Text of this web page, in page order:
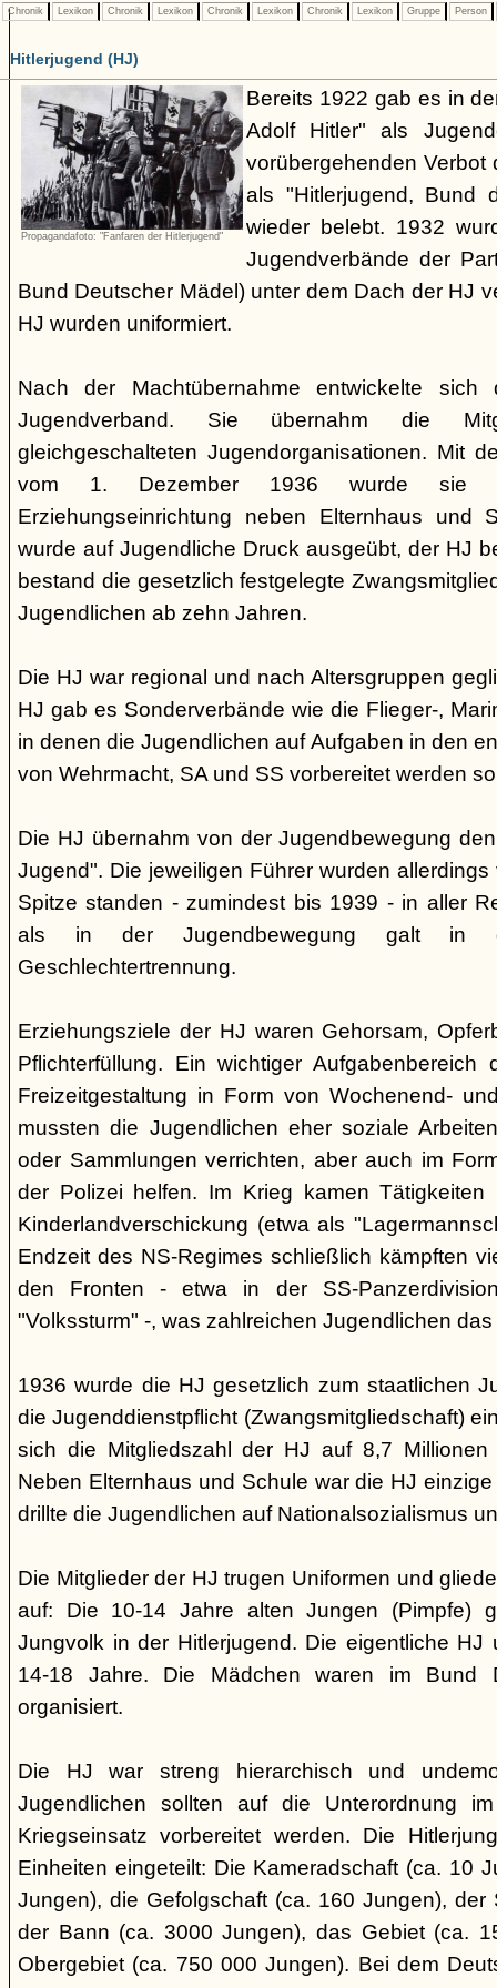
Chronik Lexikon Chronik Lexikon Chronik Lexikon Chronik Lexikon Gruppe Person
Hitlerjugend (HJ)
Propagandafoto: "Fanfaren der Hitlerjugend"
Bereits 1922 gab es in
Adolf Hitler" als
vorübergehenden Verbot
als "Hitlerjugend, Bund
wieder belebt. 1932
Jugendverbände der
Bund Deutscher Mädel) unter dem Dach der HJ
HJ wurden uniformiert.
Nach der Machtübernahme entwickelte
Jugendverband. Sie übernahm die
gleichgeschalteten Jugendorganisationen. Mit
vom 1. Dezember 1936 wurde sie
Erziehungseinrichtung neben Elternhaus und
wurde auf Jugendliche Druck ausgeübt, der HJ
bestand die gesetzlich festgelegte
Jugendlichen ab zehn Jahren.
Die HJ war regional und nach Altersgruppen
HJ gab es Sonderverbände wie die Flieger-,
in denen die Jugendlichen auf Aufgaben in den
von Wehrmacht, SA und SS vorbereitet werden
Die HJ übernahm von der Jugendbewegung
Jugend". Die jeweiligen Führer wurden
Spitze standen - zumindest bis 1939 - in aller
als in der Jugendbewegung galt in
Geschlechtertrennung.
Erziehungsziele der HJ waren Gehorsam,
Pflichterfüllung. Ein wichtiger
Freizeitgestaltung in Form von Wochenend-
mussten die Jugendlichen eher soziale
oder Sammlungen verrichten, aber auch im
der Polizei helfen. Im Krieg kamen
Kinderlandverschickung (etwa als
Endzeit des NS-Regimes schließlich kämpften
den Fronten - etwa in der SS-
"Volkssturm" -, was zahlreichen Jugendlichen
1936 wurde die HJ gesetzlich zum staatlichen
die Jugenddienstpflicht (Zwangsmitgliedschaft)
sich die Mitgliedszahl der HJ auf 8,7 Millionen
Neben Elternhaus und Schule war die HJ
drillte die Jugendlichen auf Nationalsozialismus
Die Mitglieder der HJ trugen Uniformen und
auf: Die 10-14 Jahre alten Jungen (Pimpfe)
Jungvolk in der Hitlerjugend. Die eigentliche HJ
14-18 Jahre. Die Mädchen waren im Bund
organisiert.
Die HJ war streng hierarchisch und
Jugendlichen sollten auf die Unterordnung
Kriegseinsatz vorbereitet werden. Die
Einheiten eingeteilt: Die Kameradschaft (ca. 10
Jungen), die Gefolgschaft (ca. 160 Jungen), der
der Bann (ca. 3000 Jungen), das Gebiet (ca.
Obergebiet (ca. 750 000 Jungen). Bei dem